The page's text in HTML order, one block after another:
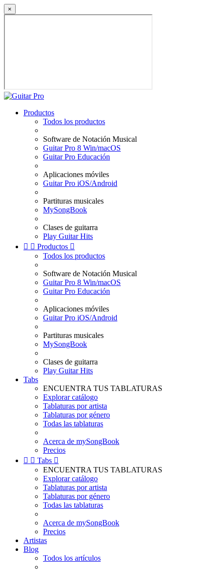
×
Productos
Todos los productos
Software de Notación Musical
Guitar Pro 8 Win/macOS
Guitar Pro Educación
Aplicaciones móviles
Guitar Pro iOS/Android
Partituras musicales
MySongBook
Clases de guitarra
Play Guitar Hits
  Productos 
Todos los productos
Software de Notación Musical
Guitar Pro 8 Win/macOS
Guitar Pro Educación
Aplicaciones móviles
Guitar Pro iOS/Android
Partituras musicales
MySongBook
Clases de guitarra
Play Guitar Hits
Tabs
ENCUENTRA TUS TABLATURAS
Explorar catálogo
Tablaturas por artista
Tablaturas por género
Todas las tablaturas
Acerca de mySongBook
Precios
  Tabs 
ENCUENTRA TUS TABLATURAS
Explorar catálogo
Tablaturas por artista
Tablaturas por género
Todas las tablaturas
Acerca de mySongBook
Precios
Artistas
Blog
Todos los artículos